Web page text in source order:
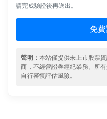
請完成驗證後再送出。
免
聲明： 本站僅提供未上市股票
商，不經營證券經紀業務。所
自行審慎評估風險。